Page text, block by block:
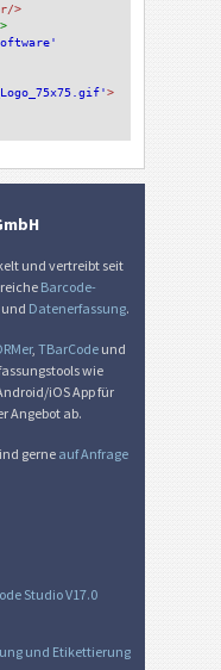
>
>
und vertreibt seit
Barcode-
und Datenerfassung.
, TBarCode und
wie
iOS App für
Angebot ab.
gerneauf Anfrage
Studio V17.0
und Etikettierung